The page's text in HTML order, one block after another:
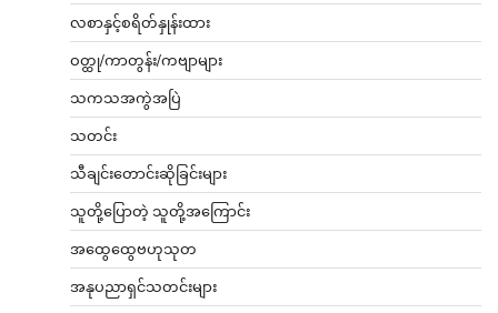
လစာနှင့်စရိတ်နှုန်းထား
ဝတ္ထု/ကာတွန်း/ကဗျာများ
သကသအကွဲအပြဲ
သတင်း
သီချင်းတောင်းဆိုခြင်းများ
သူတို့ပြောတဲ့ သူတို့အကြောင်း
အထွေထွေဗဟုသုတ
အနုပညာရှင်သတင်းများ